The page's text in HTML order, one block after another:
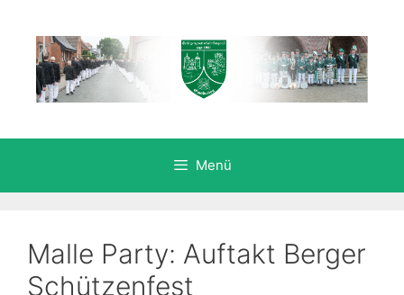
springen
Menü
Malle Party: Auftakt Berger
Schützenfest